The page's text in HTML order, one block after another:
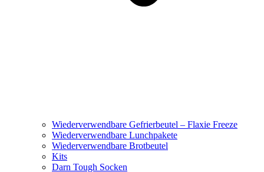
Wiederverwendbare Gefrierbeutel – Flaxie Freeze
Wiederverwendbare Lunchpakete
Wiederverwendbare Brotbeutel
Kits
Darn Tough Socken